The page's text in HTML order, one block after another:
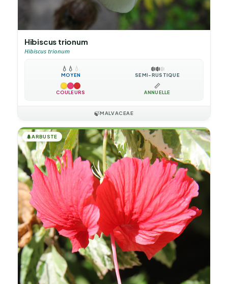
Hibiscus trionum
Hibiscus trionum
💧 💧 💧
MOYEN
❄️❄️❄️
SEMI-RUSTIQUE
COULEURS
📏
ANNUELLE
🍃MALVACEAE
🌲ARBUSTE